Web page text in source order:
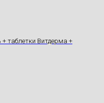
таблетки Витдерма +